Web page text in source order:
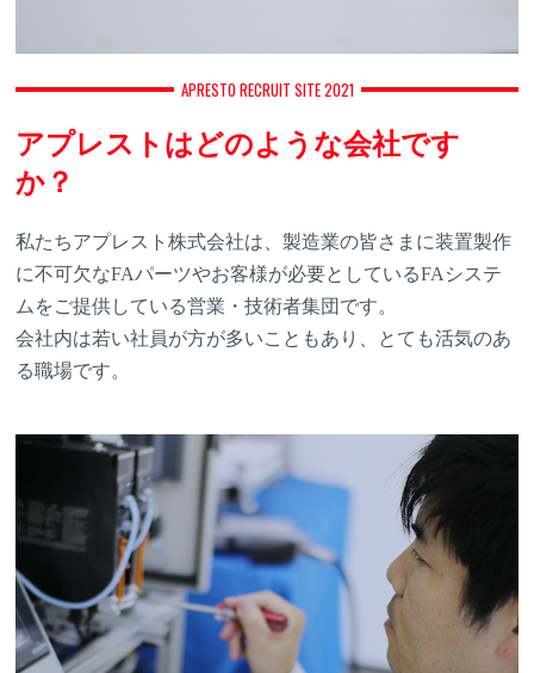
APRESTO RECRUIT SITE 2021
アプレストはどのような会社です
か？
私たちアプレスト株式会社は、製造業の皆さまに装置製作
に不可欠なFAパーツやお客様が必要としているFAシステ
ムをご提供している営業・技術者集団です。
会社内は若い社員が方が多いこともあり、とても活気のあ
る職場です。